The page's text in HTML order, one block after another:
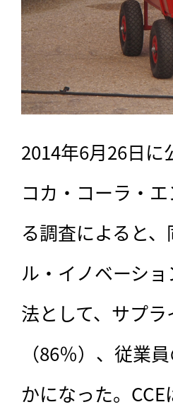
2014年6月26日
コカ・コーラ・
る調査によると
ル・イノベーシ
法として、サプ
（86％）、従業
かになった。